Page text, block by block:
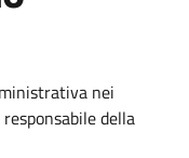
nei
della